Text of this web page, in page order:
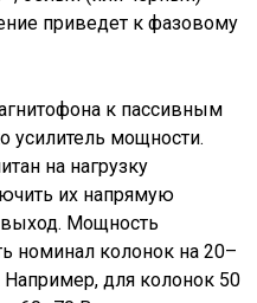
приведет к фазовому
к пассивным
усилитель мощности.
на нагрузку
их напрямую
Мощность
номинал колонок на 20–
Например, для колонок 50